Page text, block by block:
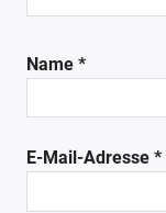
Name *
E-Mail-Adresse *